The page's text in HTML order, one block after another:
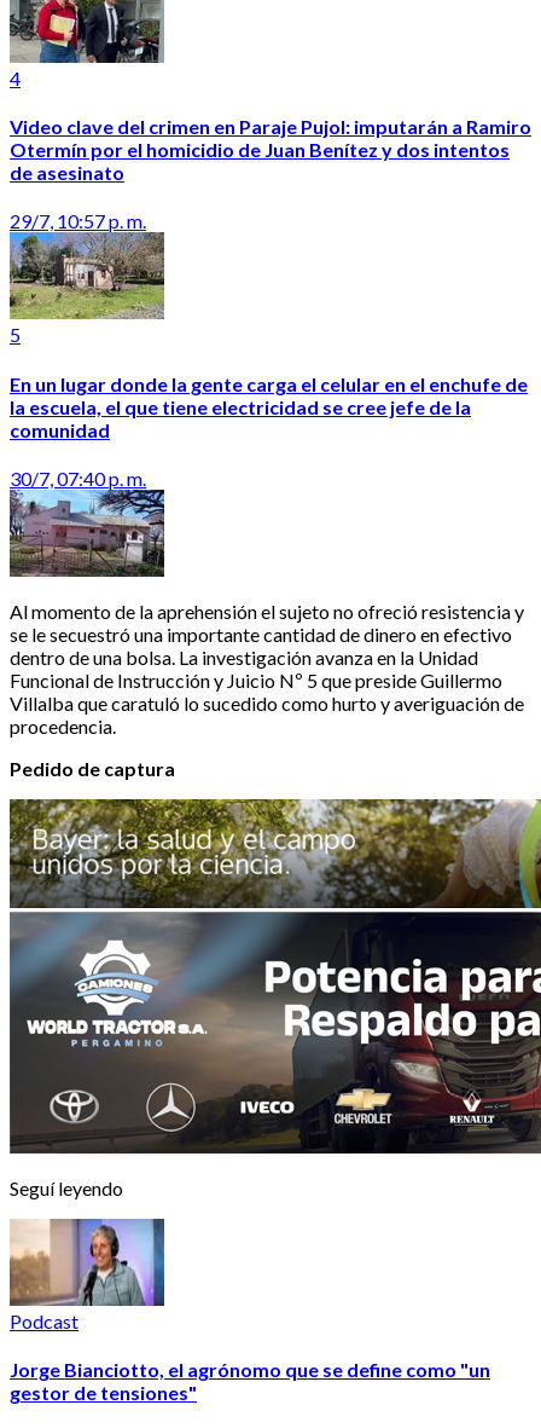
4
Video clave del crimen en Paraje Pujol: imputarán a Ramiro
Otermín por el homicidio de Juan Benítez y dos intentos
de asesinato
29/7, 10:57 p. m.
5
En un lugar donde la gente carga el celular en el enchufe de
la escuela, el que tiene electricidad se cree jefe de la
comunidad
30/7, 07:40 p. m.
Al momento de la aprehensión el sujeto no ofreció resistencia y
se le secuestró una importante cantidad de dinero en efectivo
dentro de una bolsa. La investigación avanza en la Unidad
Funcional de Instrucción y Juicio Nº 5 que preside Guillermo
Villalba que caratuló lo sucedido como hurto y averiguación de
procedencia.
Pedido de captura
Seguí leyendo
Podcast
Jorge Bianciotto, el agrónomo que se define como "un
gestor de tensiones"